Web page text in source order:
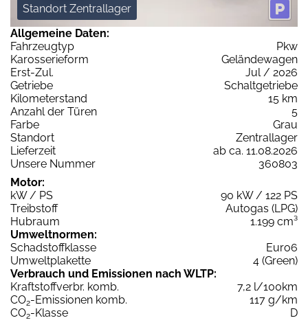
Standort Zentrallager
Allgemeine Daten:
Fahrzeugtyp
Pkw
Karosserieform
Geländewagen
Erst-Zul.
Jul / 2026
Getriebe
Schaltgetriebe
Kilometerstand
15 km
Anzahl der Türen
5
Farbe
Grau
Standort
Zentrallager
Lieferzeit
ab ca. 11.08.2026
Unsere Nummer
360803
Motor:
kW / PS
90 kW / 122 PS
Treibstoff
Autogas (LPG)
Hubraum
1.199 cm³
Umweltnormen:
Schadstoffklasse
Euro6
Umweltplakette
4 (Green)
Verbrauch und Emissionen nach WLTP:
Kraftstoffverbr. komb.
7,2 l/100km
CO2-Emissionen komb.
117 g/km
CO2-Klasse
D